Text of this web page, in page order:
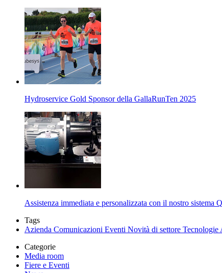
Hydroservice Gold Sponsor della GallaRunTen 2025
Assistenza immediata e personalizzata con il nostro sistema
Tags
Azienda Comunicazioni Eventi Novità di settore Tecnologie
Categorie
Media room
Fiere e Eventi